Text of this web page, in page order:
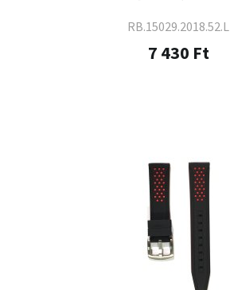
RB.15029.2018.52.L
7 430 Ft